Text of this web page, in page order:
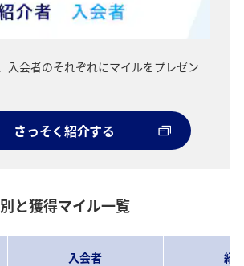
入会者のそれぞれにマイルをプレゼン
さっそく紹介する
と獲得マイル一覧
入会者 紹